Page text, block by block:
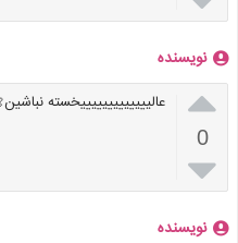
نویسنده

0

عالیییییییییییییخسته
نویسنده